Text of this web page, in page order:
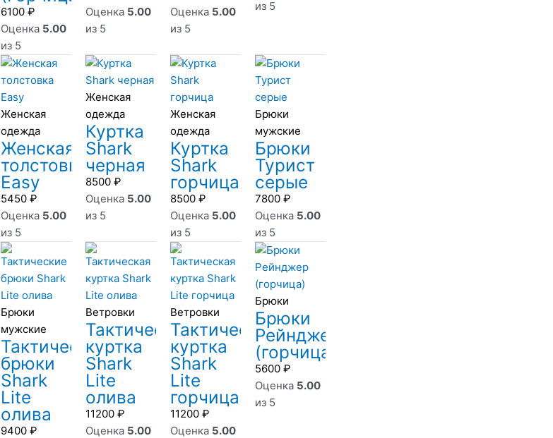
6100 ₽
Оценка 5.00
из 5
Оценка 5.00
из 5
Оценка 5.00
из 5
из 5
Женская
одежда
Женская
толстовка
Easy
5450 ₽
Оценка 5.00
из 5
Женская
одежда
Куртка
Shark
черная
8500 ₽
Оценка 5.00
из 5
Женская
одежда
Куртка
Shark
горчица
8500 ₽
Оценка 5.00
из 5
Брюки
мужские
Брюки
Турист
серые
7800 ₽
Оценка 5.00
из 5
Брюки
мужские
Тактические
брюки
Shark
Lite
олива
9400 ₽
Ветровки
Тактическая
куртка
Shark
Lite
олива
11200 ₽
Оценка 5.00
Ветровки
Тактическая
куртка
Shark
Lite
горчица
11200 ₽
Оценка 5.00
Брюки
Брюки
Рейнджер
(горчица)
5600 ₽
Оценка 5.00
из 5